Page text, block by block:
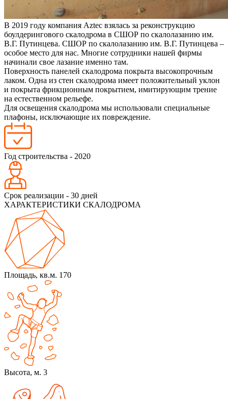
В 2019 году компания Aztec взялась за реконструкцию
боулдерингового скалодрома в СШОР по скалолазанию им.
В.Г. Путинцева. СШОР по скалолазанию им. В.Г. Путинцева –
особое место для нас. Многие сотрудники нашей фирмы
начинали свое лазание именно там.
Поверхность панелей скалодрома покрыта высокопрочным
лаком. Одна из стен скалодрома имеет положительный уклон
и покрыта фрикционным покрытием, имитирующим трение
на естественном рельефе.
Для освещения скалодрома мы использовали специальные
плафоны, исключающие их повреждение.
Год строительства - 2020
Срок реализации - 30 дней
ХАРАКТЕРИСТИКИ СКАЛОДРОМА
Площадь, кв.м. 170
Высота, м. 3